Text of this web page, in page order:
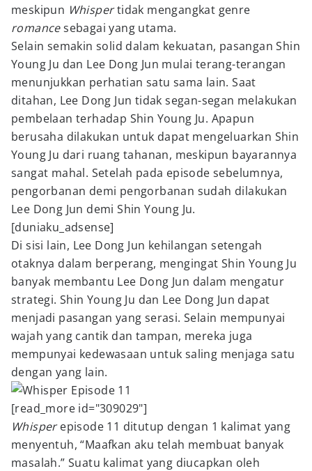
meskipun Whispertidak mengangkat genre
romancesebagai yang utama.
Selain semakin solid dalam kekuatan, pasangan Shin
Young Ju dan Lee Dong Jun mulai terang-terangan
menunjukkan perhatian satu sama lain. Saat
ditahan, Lee Dong Jun tidak segan-segan melakukan
pembelaan terhadap Shin Young Ju. Apapun
berusaha dilakukan untuk dapat mengeluarkan Shin
Young Ju dari ruang tahanan, meskipun bayarannya
sangat mahal. Setelah pada episode sebelumnya,
pengorbanan demi pengorbanan sudah dilakukan
Lee Dong Jun demi Shin Young Ju.
[duniaku_adsense]
Di sisi lain, Lee Dong Jun kehilangan setengah
otaknya dalam berperang, mengingat Shin Young Ju
banyak membantu Lee Dong Jun dalam mengatur
strategi. Shin Young Ju dan Lee Dong Jun dapat
menjadi pasangan yang serasi. Selain mempunyai
wajah yang cantik dan tampan, mereka juga
mempunyai kedewasaan untuk saling menjaga satu
dengan yang lain.
[read_more id="309029"]
Whisperepisode 11 ditutup dengan 1 kalimat yang
menyentuh, “Maafkan aku telah membuat banyak
masalah.” Suatu kalimat yang diucapkan oleh